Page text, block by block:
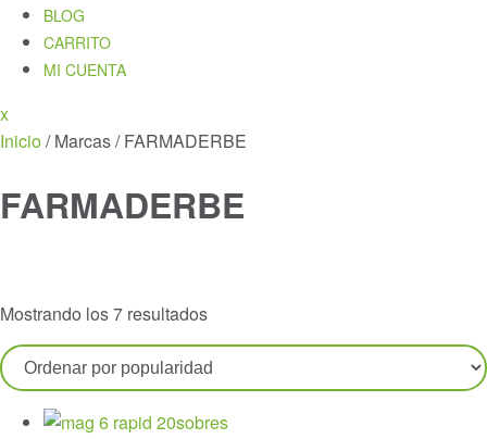
BLOG
CARRITO
MI CUENTA
xClose
Menu
Inicio/ Marcas / FARMADERBE
FARMADERBE
Mostrando los 7 resultadosOrdenado
por
popularidad